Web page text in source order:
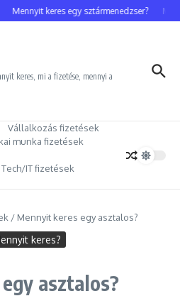
Mennyit keres egy sztármenedzser?
keres, mi a fizetése, mennyi a
Vállalkozás fizetések
munka fizetések
Tech/IT fizetések
/ Mennyit keres egy asztalos?
keres?
asztalos?